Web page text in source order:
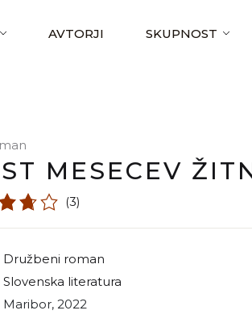
AVTORJI SKUPNOST
MESECEV
(3)
družbeni roman
slovenska literatura
Maribor, 2022